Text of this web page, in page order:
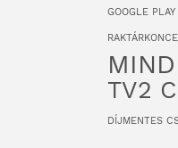
GOOGLE PLAY
TV2
DÍJMENTES